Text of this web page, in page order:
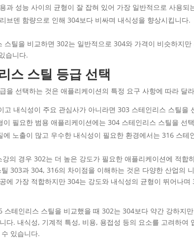
과 성능 사이의 균형이 잘 잡혀 있어 가장 일반적으로 사용되
브덴 함량으로 인해 304보다 비싸며 내식성을 향상시킵니다.
스틸을 비교하면 302는 일반적으로 304와 가격이 비슷하지
습니다.
스 스틸 등급 선택
을 선택하는 것은 애플리케이션의 특정 요구 사항에 따라 달
고 내식성이 주요 관심사가 아니라면 303 스테인리스 스틸을
이 필요한 범용 애플리케이션에는 304 스테인리스 스틸을 선
에 노출이 많고 우수한 내식성이 필요한 환경에서는 316 스테
의 경우 302는 더 높은 강도가 필요한 애플리케이션에 적합
303과 304, 316의 차이점을 이해하는 것은 다양한 산업의
에 가장 적합하지만 304는 강도와 내식성의 균형이 뛰어나
스테인리스 스틸을 비교했을 때 302는 304보다 약간 강하지
다. 내식성, 기계적 특성, 비용, 용접성 등의 요소를 고려하여
있습니다.